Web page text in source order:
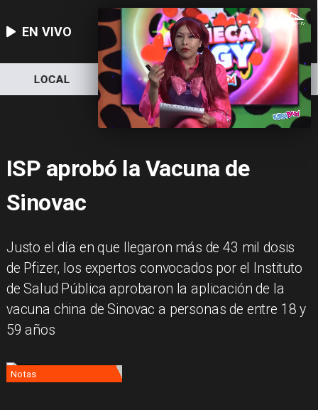
EN VIVO
LOCAL NACIONAL DEPORTES
ISP aprobó la Vacuna de
Sinovac
Justo el día en que llegaron más de 43 mil dosis
de Pfizer, los expertos convocados por el Instituto
de Salud Pública aprobaron la aplicación de la
vacuna china de Sinovac a personas de entre 18 y
59 años
Notas